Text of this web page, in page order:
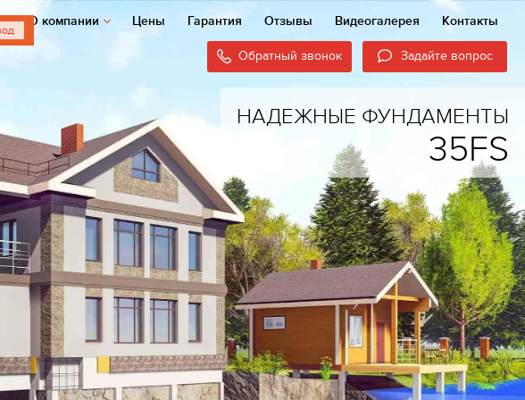
О компании Цены Гарантия Отзывы Видеогалерея Контакты
Обратный звонок Задайте вопрос
НАДЕЖНЫЕ ФУНДАМЕНТЫ
35FS